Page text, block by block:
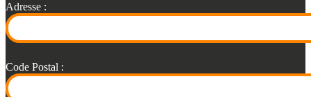
Adresse :
Code Postal :